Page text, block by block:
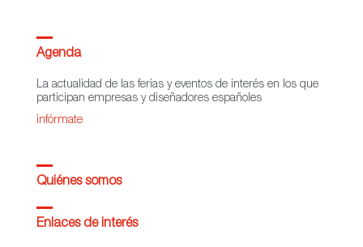
Agenda
La actualidad de las ferias y eventos de interés en los que
participan empresas y diseñadores españoles
infórmate
Quiénes somos
Enlaces de interés